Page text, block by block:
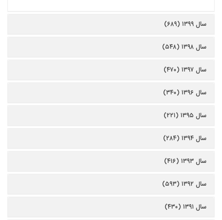
سال ۱۳۹۹ (۶۸۹)
سال ۱۳۹۸ (۵۴۸)
سال ۱۳۹۷ (۴۷۰)
سال ۱۳۹۶ (۳۴۰)
سال ۱۳۹۵ (۲۲۱)
سال ۱۳۹۴ (۲۸۴)
سال ۱۳۹۳ (۴۱۶)
سال ۱۳۹۲ (۵۹۳)
سال ۱۳۹۱ (۴۳۰)